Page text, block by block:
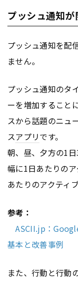
プッシュ通知
プッシュ通知を配
ません。
プッシュ通知のタ
ーを増加すること
スから話題のニュ
スアプリです。
朝、昼、夕方の1
幅に1日あたりの
あたりのアクティ
参考：
ASCII.jp：
基本と改善事例
また、行動と行動